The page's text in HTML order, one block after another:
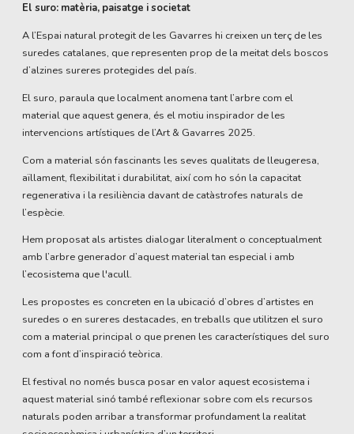
El suro: matèria, paisatge i societat
A l’Espai natural protegit de les Gavarres hi creixen un terç de les
suredes catalanes, que representen prop de la meitat dels boscos
d’alzines sureres protegides del país.
El suro, paraula que localment anomena tant l’arbre com el
material que aquest genera, és el motiu inspirador de les
intervencions artístiques de l’Art & Gavarres 2025.
Com a material són fascinants les seves qualitats de lleugeresa,
aïllament, flexibilitat i durabilitat, així com ho són la capacitat
regenerativa i la resiliència davant de catàstrofes naturals de
l’espècie.
Hem proposat als artistes dialogar literalment o conceptualment
amb l’arbre generador d’aquest material tan especial i amb
l’ecosistema que l'acull.
Les propostes es concreten en la ubicació d’obres d’artistes en
suredes o en sureres destacades, en treballs que utilitzen el suro
com a material principal o que prenen les característiques del suro
com a font d’inspiració teòrica.
El festival no només busca posar en valor aquest ecosistema i
aquest material sinó també reflexionar sobre com els recursos
naturals poden arribar a transformar profundament la realitat